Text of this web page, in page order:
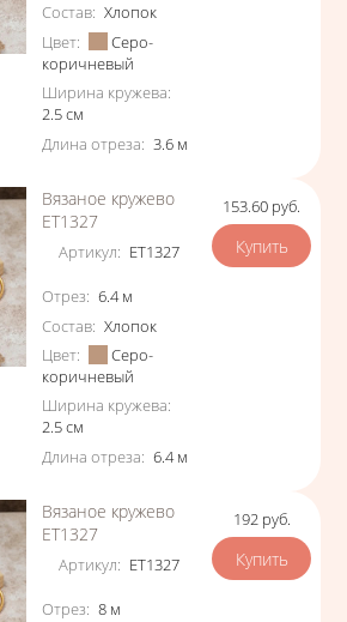
Состав: Хлопок
Цвет:
Серо-
коричневый
Ширина кружева:
2.5см
Длина отреза: 3.6 м
Вязаное кружево
ЕТ1327
Артикул: ЕТ1327
Характеристики
Отрез: 6.4 м
Состав: Хлопок
Цвет:
Серо-
коричневый
Ширина кружева:
2.5см
Длина отреза: 6.4 м
Цена
153.60 руб.
Вязаное кружево
ЕТ1327
Артикул: ЕТ1327
Характеристики
Отрез: 8 м
Цена
192 руб.